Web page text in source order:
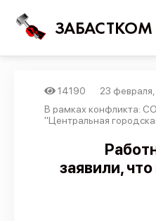
ЗАБАСТКОМ
14190
23
В рамках конфликта:
"Центральная
заявили,